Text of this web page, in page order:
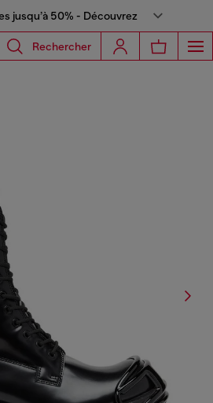
jusqu’à 50% - Découvrez
Rechercher